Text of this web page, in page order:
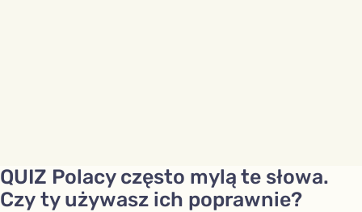
QUIZ Polacy często mylą te słowa.
Czy ty używasz ich poprawnie?